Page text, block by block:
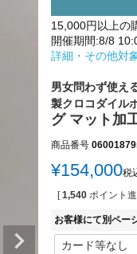
15,000円以上の
開催期間:8/8
詳細・その他対
男女問わず使え
製クロコダイル
グ マット加
商品番号
¥154,000税
[ 1,540 ポイント
お客様にて別ペー